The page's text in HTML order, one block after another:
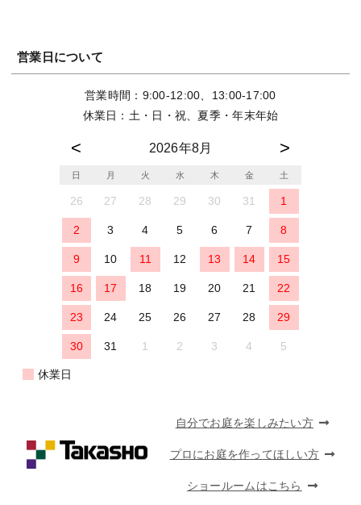
営業日について
営業時間：9:00-12:00、13:00-17:00
休業日：土・日・祝、夏季・年末年始
2026年8月
日 月 火 水 木 金 土
26 27 28 29 30 31 1
2 3 4 5 6 7 8
9 10 11 12 13 14 15
16 17 18 19 20 21 22
23 24 25 26 27 28 29
30 31 1 2 3 4 5
休業日
自分でお庭を楽しみたい方
プロにお庭を作ってほしい方
ショールームはこちら